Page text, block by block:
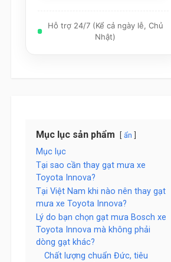
Hỗ trợ 24/7 (Kể cả ngày lễ, Chủ
Nhật)
Mục lục sản phẩm ẩn
Mục lục
Tại sao cần thay gạt mưa xe
Toyota Innova?
Tại Việt Nam khi nào nên thay gạt
mưa xe Toyota Innova?
Lý do bạn chọn gạt mưa Bosch xe
Toyota Innova mà không phải
dòng gạt khác?
Chất lượng chuẩn Đức, tiêu